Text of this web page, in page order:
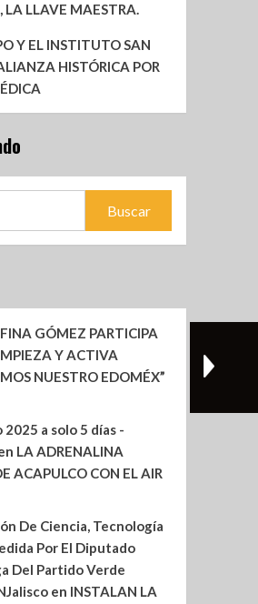
LA LLAVE MAESTRA.
Y EL INSTITUTO SAN
HISTÓRICA POR
GÓMEZ PARTICIPA
Y ACTIVA
NUESTRO EDOMÉX”
a solo 5 días -
LA ADRENALINA
ACAPULCO CON EL AIR
De Ciencia, Tecnología
Por El Diputado
Del Partido Verde
en INSTALAN LA